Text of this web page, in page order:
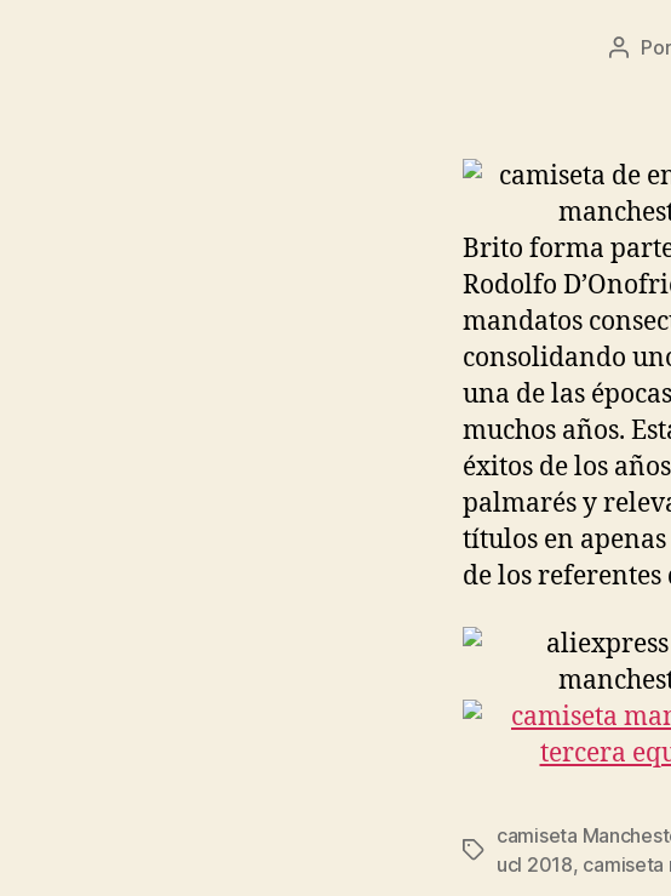
Autor
Por
Brito forma
Rodolfo
mandatos
consolidando
una de las
muchos años.
éxitos de los
palmarés y
títulos en
de los
Etiquetas
camiseta
ucl 2018, camiseta